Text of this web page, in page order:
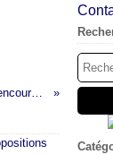
Trump administration plans to rescind policies that encourage affirmative action in college admissions